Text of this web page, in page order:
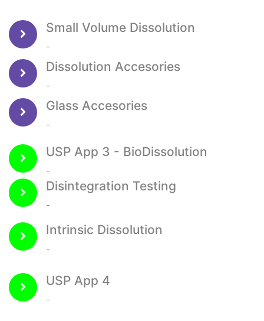
Small Volume Dissolution
-
Dissolution Accesories
-
Glass Accesories
-
USP App 3 - BioDissolution
-
Disintegration Testing
-
Intrinsic Dissolution
-
USP App 4
-